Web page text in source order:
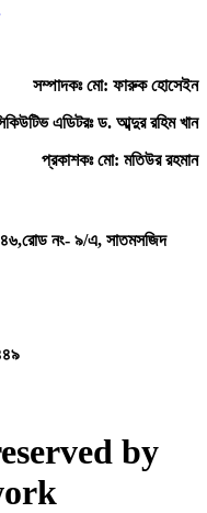
সম্পাদকঃ মো: ফারুক হোসেইন
এডিটরঃ ড. আব্দুর রহিম খান
প্রকাশকঃ মো: মতিউর রহমান
নং- ৯/এ, সাতমসজিদ
by